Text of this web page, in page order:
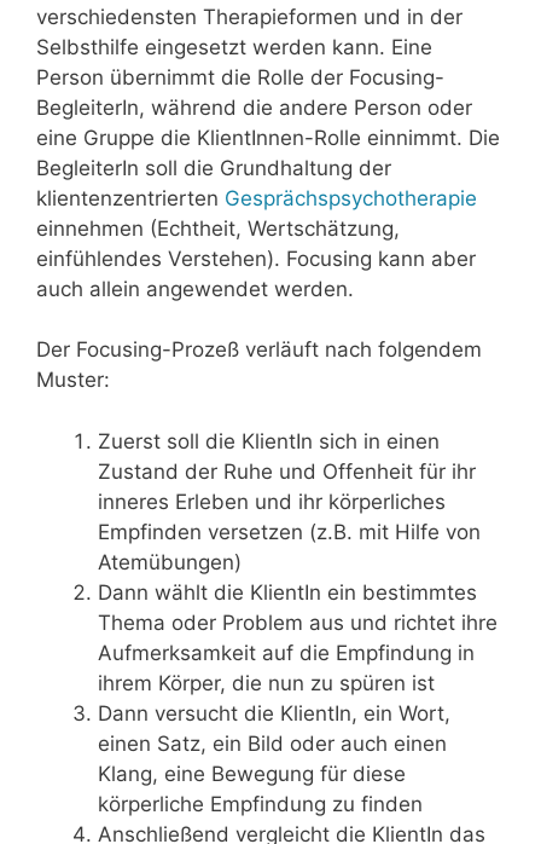
verschiedensten Therapieformen und in der
Selbsthilfe eingesetzt werden kann. Eine
Person übernimmt die Rolle der Focusing-
BegleiterIn, während die andere Person oder
eine Gruppe die KlientInnen-Rolle einnimmt. Die
BegleiterIn soll die Grundhaltung der
klientenzentrierten Gesprächspsychotherapie
einnehmen (Echtheit, Wertschätzung,
einfühlendes Verstehen). Focusing kann aber
auch allein angewendet werden.
Der Focusing-Prozeß verläuft nach folgendem
Muster:
Zuerst soll die KlientIn sich in einen
Zustand der Ruhe und Offenheit für ihr
inneres Erleben und ihr körperliches
Empfinden versetzen (z.B. mit Hilfe von
Atemübungen)
Dann wählt die KlientIn ein bestimmtes
Thema oder Problem aus und richtet ihre
Aufmerksamkeit auf die Empfindung in
ihrem Körper, die nun zu spüren ist
Dann versucht die KlientIn, ein Wort,
einen Satz, ein Bild oder auch einen
Klang, eine Bewegung für diese
körperliche Empfindung zu finden
Anschließend vergleicht die KlientIn das